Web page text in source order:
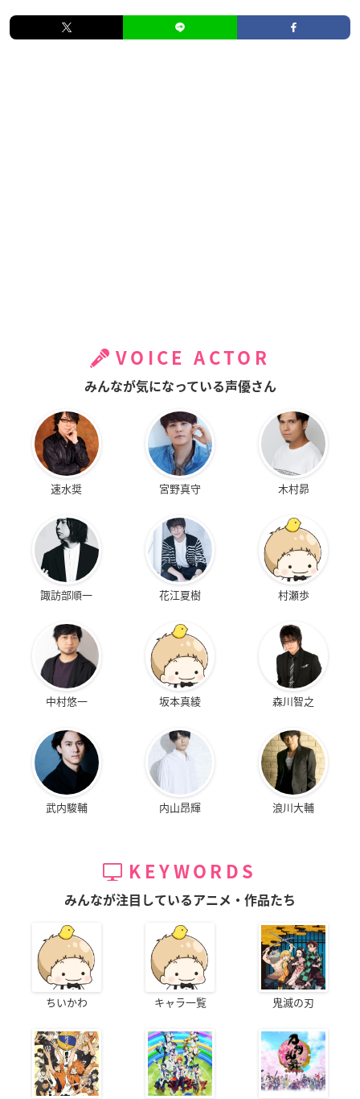
VOICE ACTOR
みんなが気になっている声優さん
速水奨 宮野真守 木村昴
諏訪部順一 花江夏樹 村瀬歩
中村悠一 坂本真綾 森川智之
武内駿輔 内山昂輝 浪川大輔
KEYWORDS
みんなが注目しているアニメ・作品たち
ちいかわ キャラ一覧 鬼滅の刃